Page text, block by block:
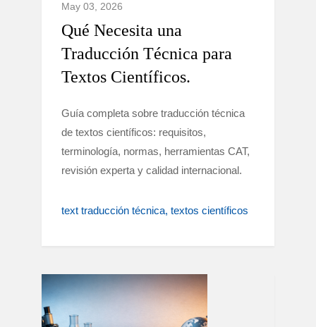
May 03, 2026
Qué Necesita una
Traducción Técnica para
Textos Científicos.
Guía completa sobre traducción técnica
de textos científicos: requisitos,
terminología, normas, herramientas CAT,
revisión experta y calidad internacional.
text traducción técnica textos científicos